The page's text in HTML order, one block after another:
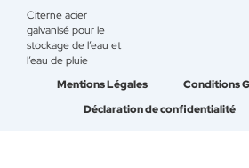
Citerne acier
galvanisé pour le
stockage de l’eau et
l’eau de pluie
Mentions Légales
Conditions
Déclaration de confidentialité